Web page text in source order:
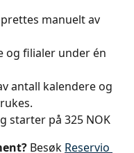
manuelt av
og filialer under én
antall kalendere og
starter på 325 NOK
Besøk Reservio